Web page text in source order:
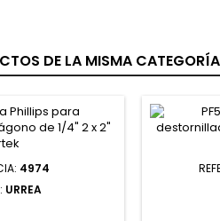
DE LA MISMA
4974
URREA